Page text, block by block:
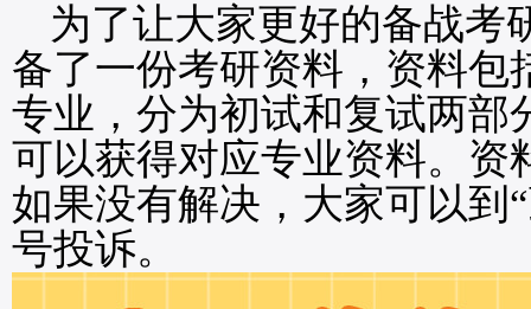
为了让大家更好的备战考
备了一份考研资料，资料包
专业，分为初试和复试两部
可以获得对应专业资料。资
如果没有解决，大家可以到
号投诉。